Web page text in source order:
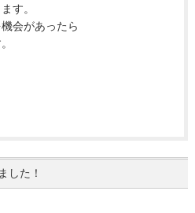
す。
会があったら
した！